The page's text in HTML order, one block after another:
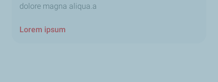
dolore magna aliqua.a
Lorem ipsum